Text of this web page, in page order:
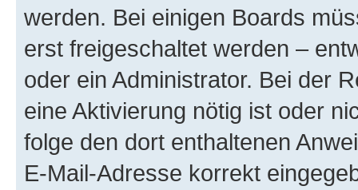
werden. Bei einigen Boards
erst freigeschaltet werden –
oder ein Administrator. Bei der
eine Aktivierung nötig ist oder
folge den dort enthaltenen
E-Mail-Adresse korrekt